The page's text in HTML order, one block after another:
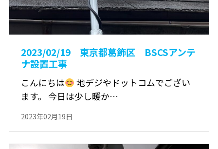
2023/02/19 東京都葛飾区 BSCSアンテ
ナ設置工事
こんにちは
地デジやドットコムでござい
ます。 今日は少し暖か…
2023年02月19日